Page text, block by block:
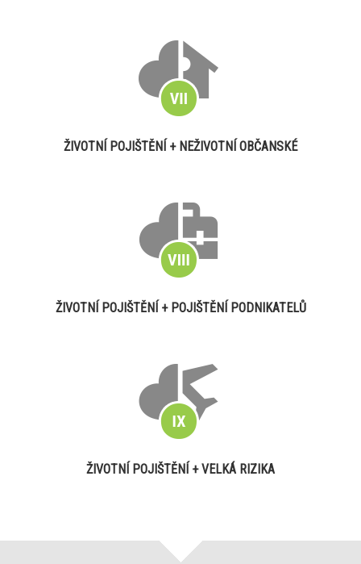
ŽIVOTNÍ POJIŠTĚNÍ + NEŽIVOTNÍ OBČANSKÉ
ŽIVOTNÍ POJIŠTĚNÍ + POJIŠTĚNÍ PODNIKATELŮ
ŽIVOTNÍ POJIŠTĚNÍ + VELKÁ RIZIKA